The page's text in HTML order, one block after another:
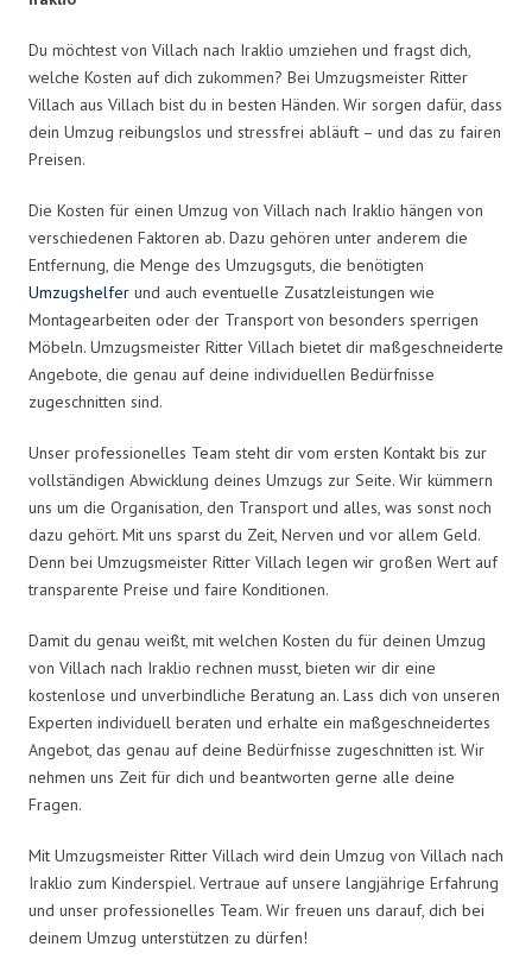
Du möchtest von Villach nach Iraklio umziehen und fragst dich,
welche Kosten auf dich zukommen? Bei Umzugsmeister Ritter
Villach aus Villach bist du in besten Händen. Wir sorgen dafür, dass
dein Umzug reibungslos und stressfrei abläuft – und das zu fairen
Preisen.
Die Kosten für einen Umzug von Villach nach Iraklio hängen von
verschiedenen Faktoren ab. Dazu gehören unter anderem die
Entfernung, die Menge des Umzugsguts, die benötigten
Umzugshelfer und auch eventuelle Zusatzleistungen wie
Montagearbeiten oder der Transport von besonders sperrigen
Möbeln. Umzugsmeister Ritter Villach bietet dir maßgeschneiderte
Angebote, die genau auf deine individuellen Bedürfnisse
zugeschnitten sind.
Unser professionelles Team steht dir vom ersten Kontakt bis zur
vollständigen Abwicklung deines Umzugs zur Seite. Wir kümmern
uns um die Organisation, den Transport und alles, was sonst noch
dazu gehört. Mit uns sparst du Zeit, Nerven und vor allem Geld.
Denn bei Umzugsmeister Ritter Villach legen wir großen Wert auf
transparente Preise und faire Konditionen.
Damit du genau weißt, mit welchen Kosten du für deinen Umzug
von Villach nach Iraklio rechnen musst, bieten wir dir eine
kostenlose und unverbindliche Beratung an. Lass dich von unseren
Experten individuell beraten und erhalte ein maßgeschneidertes
Angebot, das genau auf deine Bedürfnisse zugeschnitten ist. Wir
nehmen uns Zeit für dich und beantworten gerne alle deine
Fragen.
Mit Umzugsmeister Ritter Villach wird dein Umzug von Villach nach
Iraklio zum Kinderspiel. Vertraue auf unsere langjährige Erfahrung
und unser professionelles Team. Wir freuen uns darauf, dich bei
deinem Umzug unterstützen zu dürfen!